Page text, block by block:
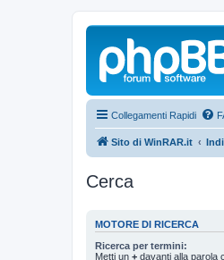
Collegamenti Rapidi
Sito di WinRAR.it
Cerca
MOTORE DI RICERCA
Ricerca per termini:
Metti un + davanti alla parola